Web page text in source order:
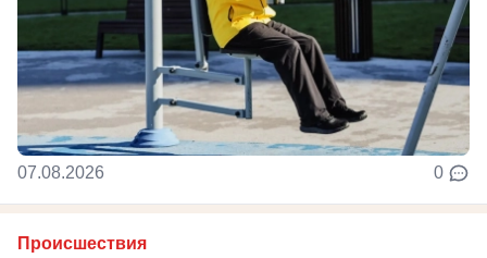
07.08.2026 0
Происшествия